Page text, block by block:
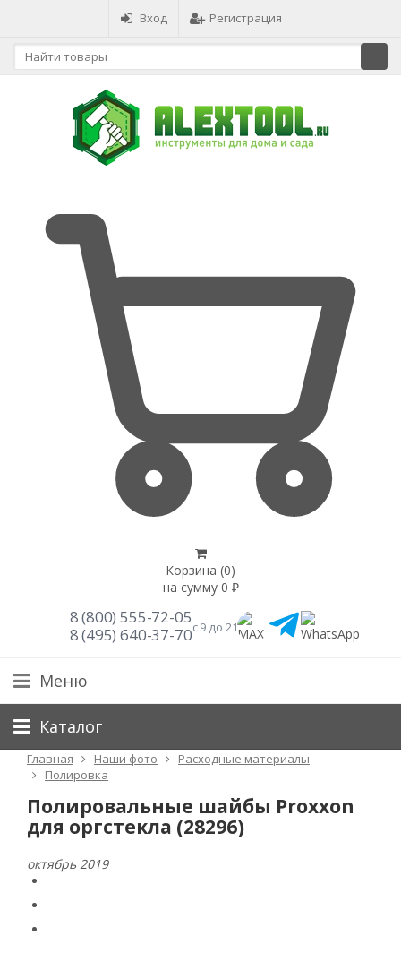
Вход Регистрация
Корзина (0)
на сумму 0 ₽
8 (800) 555-72-05
8 (495) 640-37-70с 9 до 21
Меню
Каталог
Главная Наши фото
Расходные материалы
Полировка
Полировальные шайбы Proxxon
для оргстекла (28296)
октябрь 2019